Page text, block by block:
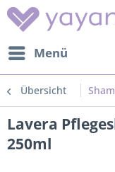
Menü
Übersicht
Lavera
250ml